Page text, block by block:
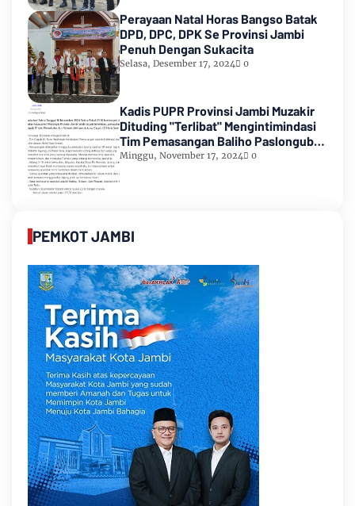
Perayaan Natal Horas Bangso Batak
DPD, DPC, DPK Se Provinsi Jambi
Penuh Dengan Sukacita
Selasa, Desember 17, 2024 0
Kadis PUPR Provinsi Jambi Muzakir
Dituding "Terlibat" Mengintimindasi
Tim Pemasangan Baliho Paslongub
Romi-Sudirman
Minggu, November 17, 2024 0
PEMKOT JAMBI